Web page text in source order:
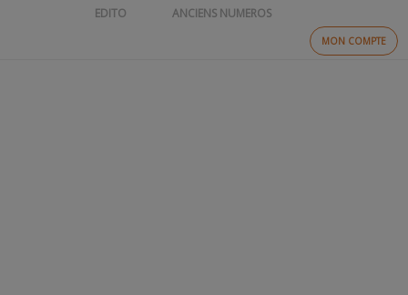
MON COMPTE
EDITO
ANCIENS NUMEROS